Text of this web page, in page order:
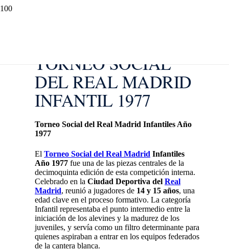
TORNEO SOCIAL
DEL REAL MADRID
INFANTIL 1977
Torneo Social del Real Madrid Infantiles Año
1977
El Torneo Social del Real Madrid Infantiles
Año 1977 fue una de las piezas centrales de la
decimoquinta edición de esta competición interna.
Celebrado en la Ciudad Deportiva del Real
Madrid, reunió a jugadores de 14 y 15 años, una
edad clave en el proceso formativo. La categoría
Infantil representaba el punto intermedio entre la
iniciación de los alevines y la madurez de los
juveniles, y servía como un filtro determinante para
quienes aspiraban a entrar en los equipos federados
de la cantera blanca.